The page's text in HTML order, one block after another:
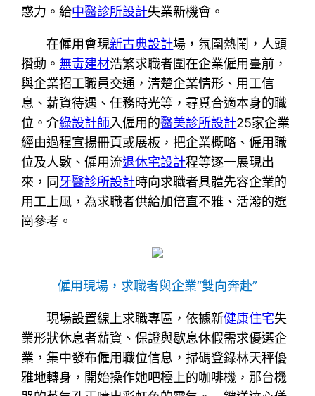
惑力。給中醫診所設計失業新機會。
在僱用會現新古典設計場，氛圍熱鬧，人頭
攢動。 無毒建材浩繁求職者圍在企業僱用臺前，
與企業招工職員交通，清楚企業情形、用工信
息、薪資待遇、任務時光等，尋覓合適本身的職
位。介綠設計師入僱用的醫美診所設計25家企業
經由過程宣揚冊頁或展板，把企業概略、僱用職
位及人數、僱用流退休宅設計程等逐一展現出
來，同牙醫診所設計時向求職者具體先容企業的
用工上風，為求職者供給加倍直不雅、活潑的選
崗參考。
僱用現場，求職者與企業“雙向奔赴”
現場設置線上求職專區，依據新健康住宅失
業形狀休息者薪資、保證與歇息休假需求優選企
業，集中發布僱用職位信息，掃碼登錄林天秤優
雅地轉身，開始操作她吧檯上的咖啡機，那台機